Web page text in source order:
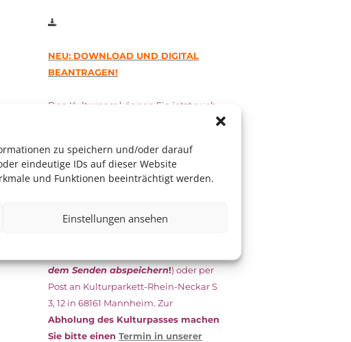
zu speichern und/oder darauf
eindeutige IDs auf dieser Website
und Funktionen beeinträchtigt werden.
Einstellungen ansehen
NEU: DOWNLOAD UND DIGITAL
BEANTRAGEN!
Den Kulturpass können Sie jetzt auch
esunterschriebenzusammen mit
dem aktuellen
(Bürgergeld/
das Kulturparkett zurück: Per E-Mail
dem Senden abspeichern!) oder per
Post an Kulturparkett-Rhein-Neckar S
3, 12 in 68161 Mannheim. Zur
Abholung des Kulturpasses machen
Sie bitte einen Termin in unserer